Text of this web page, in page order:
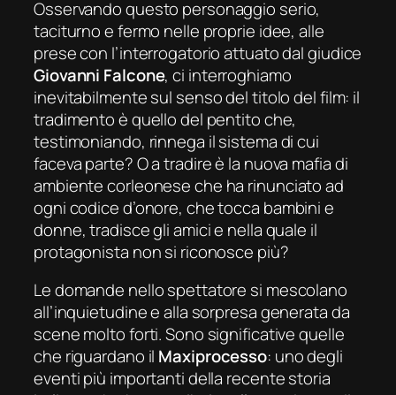
Osservando questo personaggio serio,
taciturno e fermo nelle proprie idee, alle
prese con l’interrogatorio attuato dal giudice
Giovanni Falcone, ci interroghiamo
inevitabilmente sul senso del titolo del film: il
tradimento è quello del pentito che,
testimoniando, rinnega il sistema di cui
faceva parte? O a tradire è la nuova mafia di
ambiente corleonese che ha rinunciato ad
ogni codice d’onore, che tocca bambini e
donne, tradisce gli amici e nella quale il
protagonista non si riconosce più?
Le domande nello spettatore si mescolano
all’inquietudine e alla sorpresa generata da
scene molto forti. Sono significative quelle
che riguardano il Maxiprocesso: uno degli
eventi più importanti della recente storia